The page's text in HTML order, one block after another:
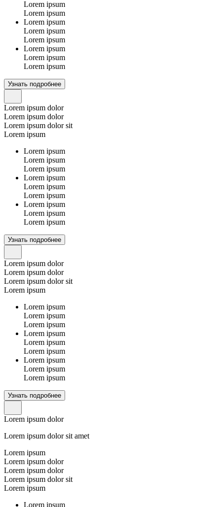
Lorem ipsum
Lorem ipsum
Lorem ipsum
Lorem ipsum
Lorem ipsum
Lorem ipsum
Lorem ipsum
Lorem ipsum
Узнать подробнее
Lorem ipsum dolor
Lorem ipsum dolor
Lorem ipsum dolor sit
Lorem ipsum
Lorem ipsum
Lorem ipsum
Lorem ipsum
Lorem ipsum
Lorem ipsum
Lorem ipsum
Lorem ipsum
Lorem ipsum
Lorem ipsum
Узнать подробнее
Lorem ipsum dolor
Lorem ipsum dolor
Lorem ipsum dolor sit
Lorem ipsum
Lorem ipsum
Lorem ipsum
Lorem ipsum
Lorem ipsum
Lorem ipsum
Lorem ipsum
Lorem ipsum
Lorem ipsum
Lorem ipsum
Узнать подробнее
Lorem ipsum dolor
Lorem ipsum dolor sit amet
Lorem ipsum
Lorem ipsum dolor
Lorem ipsum dolor
Lorem ipsum dolor sit
Lorem ipsum
Lorem ipsum